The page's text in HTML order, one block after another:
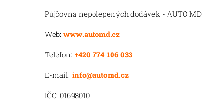
Půjčovna nepolepených dodávek - AUTO MD
Web:www.automd.cz
Telefon: +420 774 106 033
E-mail: info@automd.cz
IČO: 01698010